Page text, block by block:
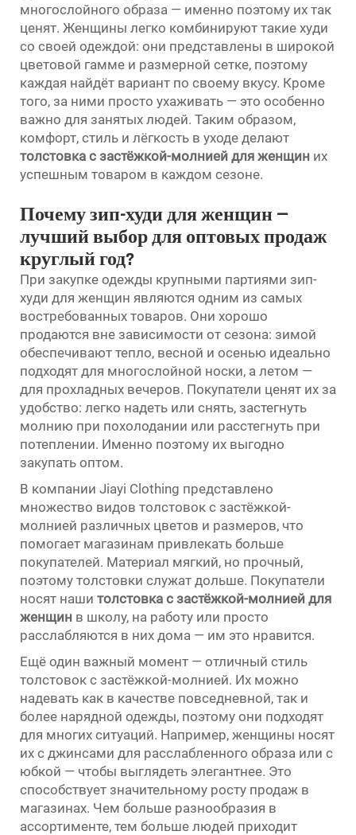
многослойного образа — именно поэтому их так
ценят. Женщины легко комбинируют такие худи
со своей одеждой: они представлены в широкой
цветовой гамме и размерной сетке, поэтому
каждая найдёт вариант по своему вкусу. Кроме
того, за ними просто ухаживать — это особенно
важно для занятых людей. Таким образом,
комфорт, стиль и лёгкость в уходе делают
толстовка с застёжкой-молнией для женщин их
успешным товаром в каждом сезоне.
Почему зип-худи для женщин —
лучший выбор для оптовых продаж
круглый год?
При закупке одежды крупными партиями зип-
худи для женщин являются одним из самых
востребованных товаров. Они хорошо
продаются вне зависимости от сезона: зимой
обеспечивают тепло, весной и осенью идеально
подходят для многослойной носки, а летом —
для прохладных вечеров. Покупатели ценят их за
удобство: легко надеть или снять, застегнуть
молнию при похолодании или расстегнуть при
потеплении. Именно поэтому их выгодно
закупать оптом.
В компании Jiayi Clothing представлено
множество видов толстовок с застёжкой-
молнией различных цветов и размеров, что
помогает магазинам привлекать больше
покупателей. Материал мягкий, но прочный,
поэтому толстовки служат дольше. Покупатели
носят наши толстовка с застёжкой-молнией для
женщин в школу, на работу или просто
расслабляются в них дома — им это нравится.
Ещё один важный момент — отличный стиль
толстовок с застёжкой-молнией. Их можно
надевать как в качестве повседневной, так и
более нарядной одежды, поэтому они подходят
для многих ситуаций. Например, женщины носят
их с джинсами для расслабленного образа или с
юбкой — чтобы выглядеть элегантнее. Это
способствует значительному росту продаж в
магазинах. Чем больше разнообразия в
ассортименте, тем больше людей приходит